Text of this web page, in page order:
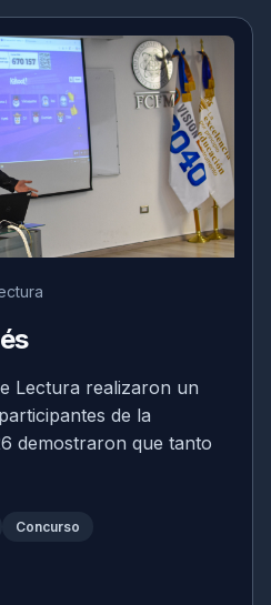
Lectura realizaron un
de la
demostraron que tanto
Concurso